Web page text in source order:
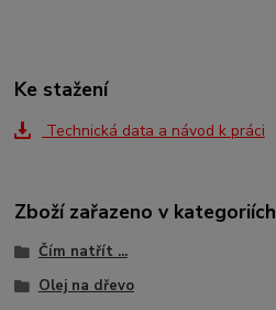
Ke stažení
Technická data a návod k práci
Zboží zařazeno v kategoriích
Čím natřít ...
Olej na dřevo